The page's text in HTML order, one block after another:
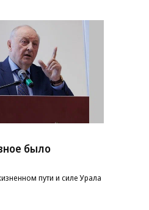
было
пути и силе Урала